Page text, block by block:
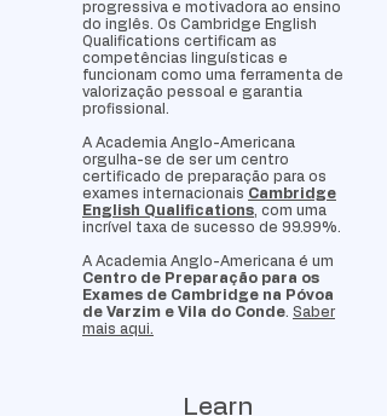
progressiva e motivadora ao ensino
do inglês. Os Cambridge English
Qualifications certificam as
competências linguísticas e
funcionam como uma ferramenta de
valorização pessoal e garantia
profissional.
A Academia Anglo-Americana
orgulha-se de ser um centro
certificado de preparação para os
exames internacionais Cambridge
English Qualifications, com uma
incrível taxa de sucesso de 99.99%.
A Academia Anglo-Americana é um
Centro de Preparação para os
Exames de Cambridge na Póvoa
de Varzim e Vila do Conde. Saber
mais aqui.
Learn